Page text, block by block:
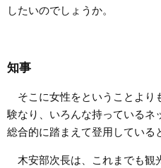
したいのでしょうか。
知事
そこに女性をということより
験なり、いろんな持っているネ
総合的に踏まえて登用している
木安部次長は、これまでも観